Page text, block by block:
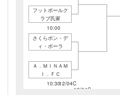
12/04C
12/04C
10:00
フットボールク
ラブ氏家
12/04C
12:00
さくらボン・デ
ィ・ボーラ
12/04C
10:30
Ａ．ＭＩＮＡＭ
Ｉ．ＦＣ